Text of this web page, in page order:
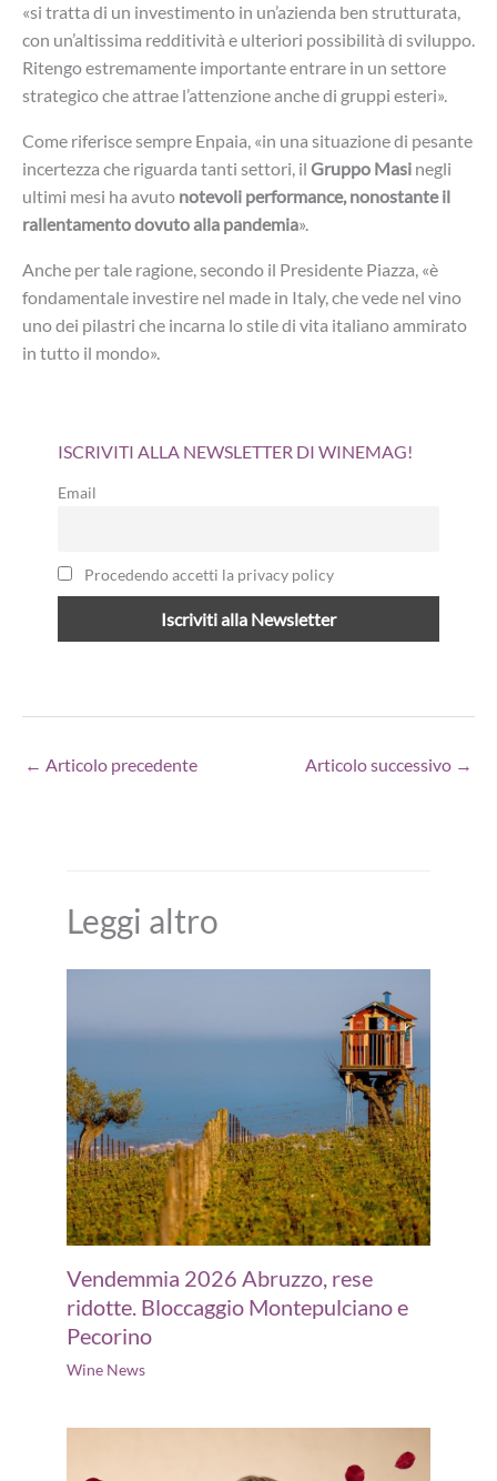
«si tratta di un investimento in un’azienda ben strutturata,
con un’altissima redditività e ulteriori possibilità di sviluppo.
Ritengo estremamente importante entrare in un settore
strategico che attrae l’attenzione anche di gruppi esteri».
Come riferisce sempre Enpaia, «in una situazione di pesante
incertezza che riguarda tanti settori, il Gruppo Masi negli
ultimi mesi ha avuto notevoli performance, nonostante il
rallentamento dovuto alla pandemia».
Anche per tale ragione, secondo il Presidente Piazza, «è
fondamentale investire nel made in Italy, che vede nel vino
uno dei pilastri che incarna lo stile di vita italiano ammirato
in tutto il mondo».
ISCRIVITI ALLA NEWSLETTER DI WINEMAG!
Email
Procedendo accetti la privacy policy
← Articolo precedente Articolo successivo →
Leggi altro
Vendemmia 2026 Abruzzo, rese
ridotte. Bloccaggio Montepulciano e
Pecorino
Wine News